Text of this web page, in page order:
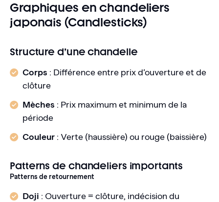
Graphiques en chandeliers
japonais (Candlesticks)
Structure d’une chandelle
Corps : Différence entre prix d’ouverture et de
clôture
Mèches : Prix maximum et minimum de la
période
Couleur : Verte (haussière) ou rouge (baissière)
Patterns de chandeliers importants
Patterns de retournement
Doji : Ouverture = clôture, indécision du